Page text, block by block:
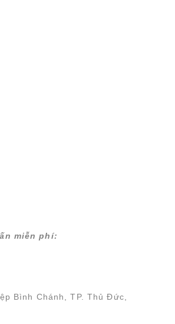
miễn phí:
Bình Chánh, TP. Thủ Đức,